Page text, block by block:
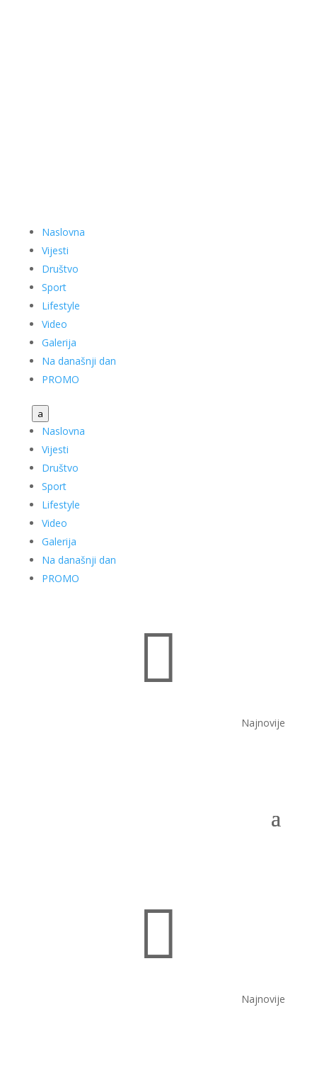
Naslovna
Vijesti
Društvo
Sport
Lifestyle
Video
Galerija
Na današnji dan
PROMO
a
Naslovna
Vijesti
Društvo
Sport
Lifestyle
Video
Galerija
Na današnji dan
PROMO

Najnovije

Najnovije